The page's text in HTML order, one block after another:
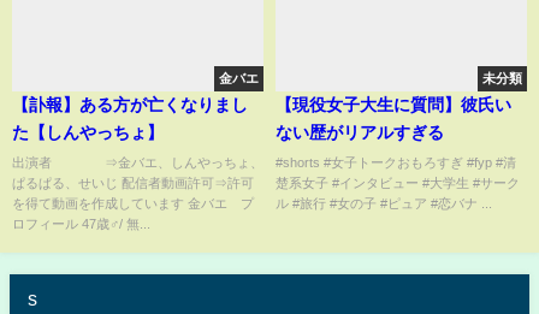
金バエ
【訃報】ある方が亡くなりまし
た【しんやっちょ】
出演者 ⇒金バエ、しんやっちょ、
ぱるぱる、せいじ 配信者動画許可⇒許可
を得て動画を作成しています 金バエ プ
ロフィール 47歳♂/ 無...
未分類
【現役女子大生に質問】彼氏い
ない歴がリアルすぎる
#shorts #女子トークおもろすぎ #fyp #清
楚系女子 #インタビュー #大学生 #サーク
ル #旅行 #女の子 #ピュア #恋バナ ...
s